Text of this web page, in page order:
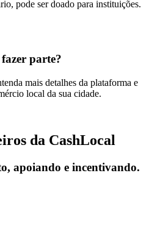
pode ser doado para instituições.
parte?
mais detalhes da plataforma e
local da sua cidade.
da CashLocal
apoiando e incentivando.